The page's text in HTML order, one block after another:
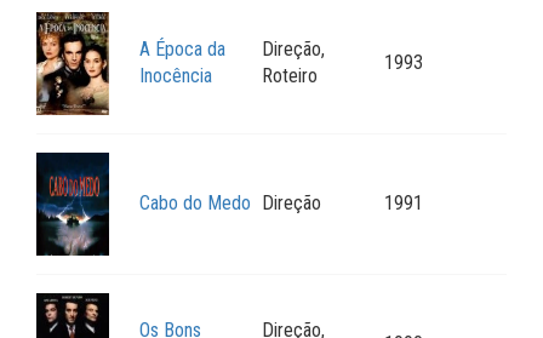
A Época da
Inocência
Direção,
Roteiro
1993
Cabo do Medo Direção 1991
Os Bons
Direção,